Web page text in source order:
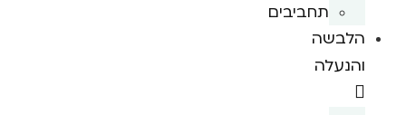
תחביבים
הלבשה
והנעלה